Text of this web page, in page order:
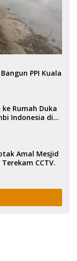
PPI Kuala
Rumah Duka
Indonesia di
Amal Mesjid
CCTV.